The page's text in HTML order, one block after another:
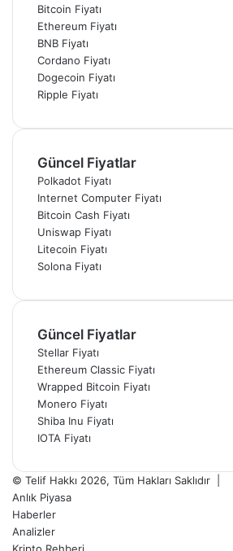
Bitcoin Fiyatı
Ethereum Fiyatı
BNB Fiyatı
Cordano Fiyatı
Dogecoin Fiyatı
Ripple Fiyatı
Güncel Fiyatlar
Polkadot Fiyatı
Internet Computer Fiyatı
Bitcoin Cash Fiyatı
Uniswap Fiyatı
Litecoin Fiyatı
Solona Fiyatı
Güncel Fiyatlar
Stellar Fiyatı
Ethereum Classic Fiyatı
Wrapped Bitcoin Fiyatı
Monero Fiyatı
Shiba Inu Fiyatı
IOTA Fiyatı
© Telif Hakkı 2026, Tüm Hakları Saklıdır |
Anlık Piyasa
Haberler
Analizler